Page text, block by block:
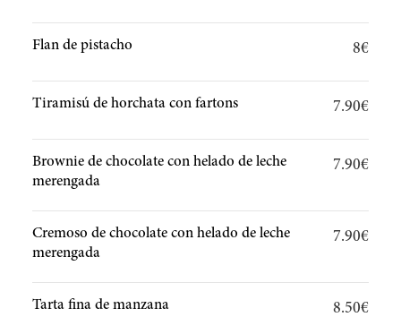
Flan de pistacho 8€
Tiramisú de horchata con fartons 7.90€
Brownie de chocolate con helado de leche
merengada
7.90€
Cremoso de chocolate con helado de leche
merengada
7.90€
Tarta fina de manzana 8.50€